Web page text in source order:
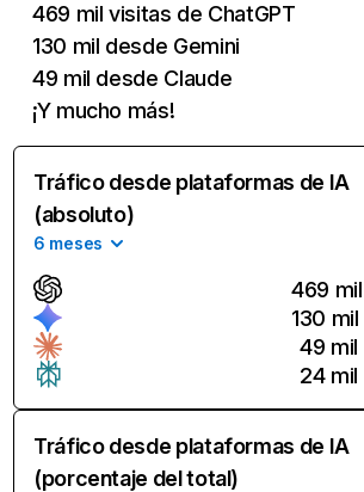
469 mil visitas de ChatGPT
130 mil desde Gemini
49 mil desde Claude
¡Y mucho más!
Tráfico desde plataformas de IA
(absoluto)
6 meses
469 mil
130 mil
49 mil
24 mil
Tráfico desde plataformas de IA
(porcentaje del total)